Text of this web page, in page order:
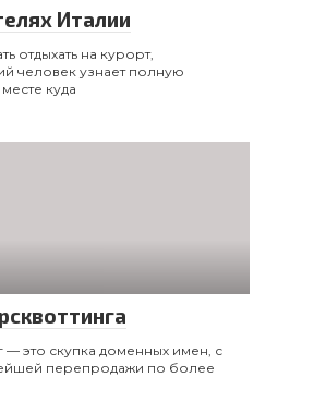
Италии
отдыхать на курорт,
человек узнает полную
куда
— это скупка доменных имен, с
перепродажи по более